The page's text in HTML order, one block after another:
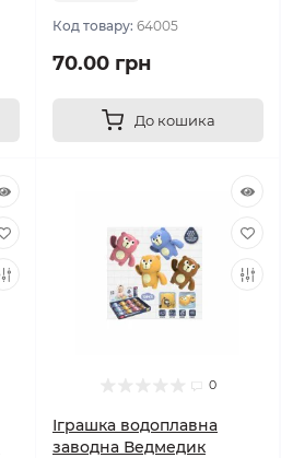
Код товару: 64005
70.00 грн
До кошика
0
Іграшка водоплавна
заводна Ведмедик